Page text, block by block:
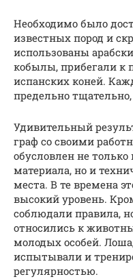
Необходимо было
известных пород и
использованы
кобылы, прибегали к
испанских коней.
предельно
Удивительный
граф со своими
обусловлен не
материала, но и
места. В те времена
высокий уровень.
соблюдали правила,
относились к
молодых особей.
испытывали и
регулярностью.